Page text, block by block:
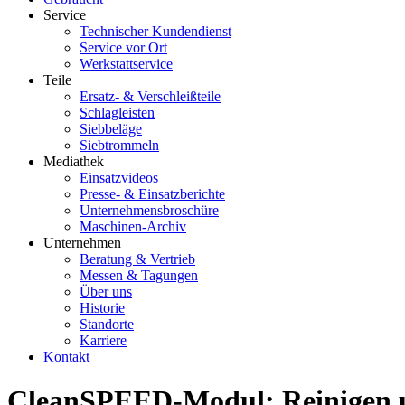
Service
Technischer Kundendienst
Service vor Ort
Werkstattservice
Teile
Ersatz- & Verschleißteile
Schlagleisten
Siebbeläge
Siebtrommeln
Mediathek
Einsatzvideos
Presse- & Einsatzberichte
Unternehmensbroschüre
Maschinen-Archiv
Unternehmen
Beratung & Vertrieb
Messen & Tagungen
Über uns
Historie
Standorte
Karriere
Kontakt